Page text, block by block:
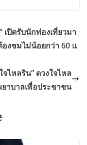
ปิดรับนักท่องเที่ยวมา
งชมไม่น้อยกว่า 60 แ
ไหลริน” ดวงใจไหล
าบาลเพื่อประชาชน